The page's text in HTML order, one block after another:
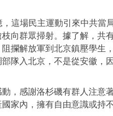
這場民主運動引來中共當
向群眾掃射。據了解，共
攔解放軍到北京鎮壓學生
隊入北京，不是從安徽，
，感謝洛杉磯有群人注意
家內，擁有自由意識或持